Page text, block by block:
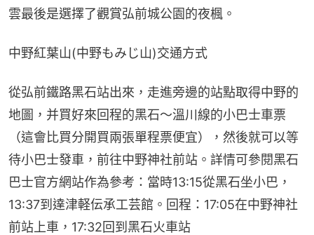
雲最後是選擇了觀賞弘前城公園的夜楓。
中野紅葉山(中野もみじ山)交通方式
從弘前鐵路黑石站出來，走進旁邊的站點取得中野的
地圖，并買好來回程的黑石～溫川線的小巴士車票
（這會比買分開買兩張單程票便宜），然後就可以等
待小巴士發車，前往中野神社前站。詳情可參閱黑石
巴士官方網站作為參考：當時13:15從黑石坐小巴，
13:37到達津軽伝承工芸館。回程：17:05在中野神社
前站上車，17:32回到黑石火車站